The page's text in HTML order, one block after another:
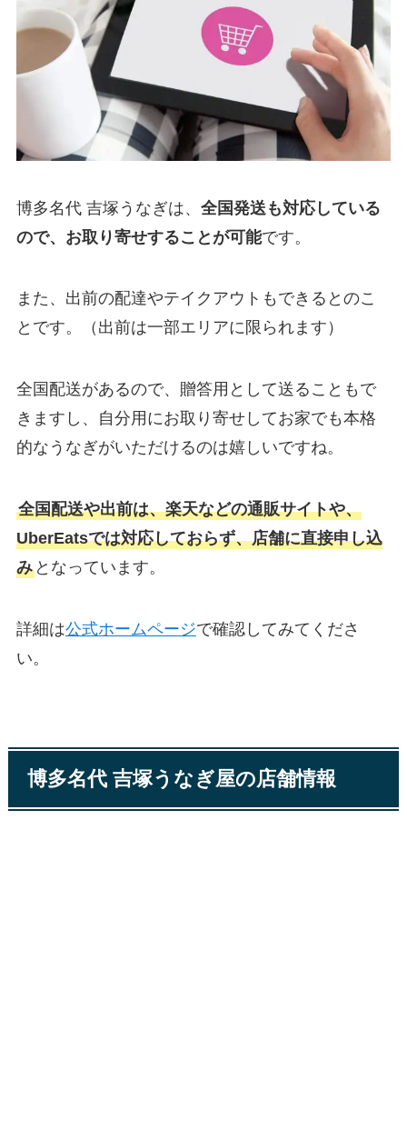
博多名代 吉塚うなぎは、 全国発送も対応している
ので、お取り寄せすることが可能です。
また、出前の配達やテイクアウトもできるとのこ
とです。（出前は一部エリアに限られます）
全国配送があるので、贈答用として送ることもで
きますし、自分用にお取り寄せしてお家でも本格
的なうなぎがいただけるのは嬉しいですね。
全国配送や出前は、楽天などの通販サイトや、
UberEatsでは対応しておらず、店舗に直接申し込
みとなっています。
詳細は公式ホームページで確認してみてくださ
い。
博多名代 吉塚うなぎ屋の店舗情報